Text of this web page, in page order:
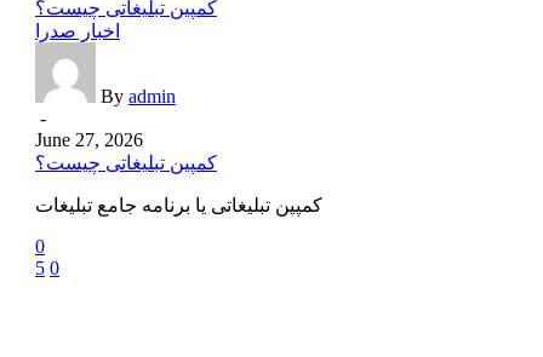
کمپین تبلیغاتی چیست؟
اخبار صدرا
By admin
-
June 27, 2026
کمپین تبلیغاتی چیست؟
کمپین تبلیغاتی یا برنامه جامع تبلیغات
0
5 0